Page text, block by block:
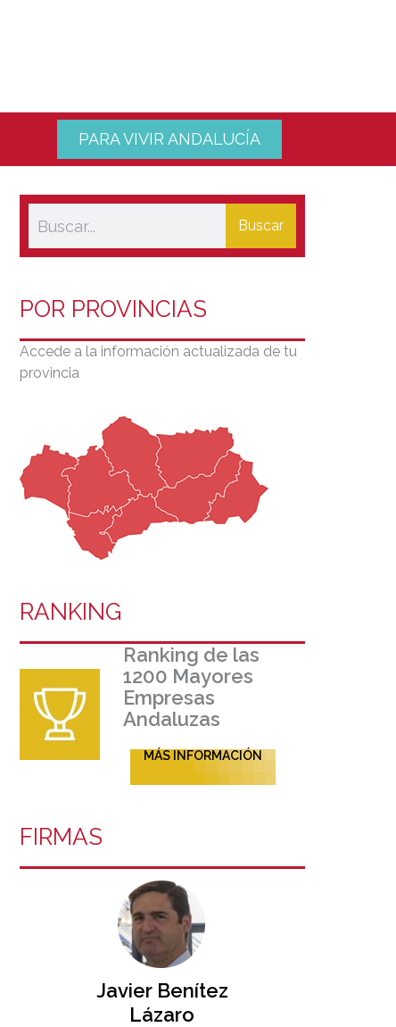
PARA VIVIR ANDALUCÍA
Buscar
POR PROVINCIAS
Accede a la información actualizada de tu
provincia
RANKING
Ranking de las
1200 Mayores
Empresas
Andaluzas
MÁS INFORMACIÓN
FIRMAS
Javier Benítez
Lázaro